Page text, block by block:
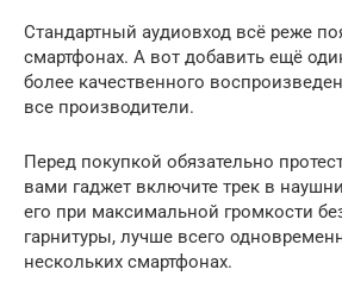
Стандартный аудиовход всё реже
смартфонах. А вот добавить ещё
более качественного
все производители.
Перед покупкой обязательно
вами гаджет включите трек в
его при максимальной громкости
гарнитуры, лучше всего
нескольких смартфонах.